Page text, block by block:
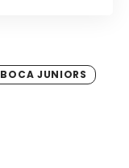
BOCA JUNIORS